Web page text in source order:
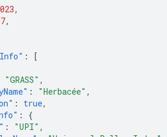
,
7,
:
[
"GRASS" ,
: "Herbacée" ,
: true,
:
{
: "UPI" ,